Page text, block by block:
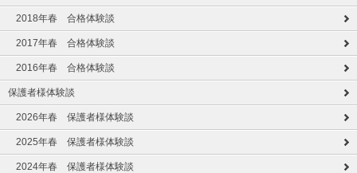
2018年春 合格体験談
2017年春 合格体験談
2016年春 合格体験談
保護者様体験談
2026年春 保護者様体験談
2025年春 保護者様体験談
2024年春 保護者様体験談